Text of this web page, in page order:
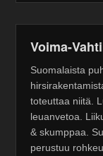
Voima-
Suomalaista
toteuttaa niitä.
leuanvetoa.
& skumppaa.
perustuu